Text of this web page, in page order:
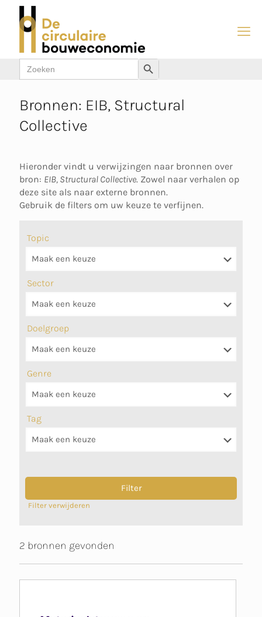
Zoek
naar:
Zoekknop
Bronnen: EIB, Structural
Collective
Hieronder vindt u verwijzingen naar bronnen over
bron: EIB, Structural Collective. Zowel naar verhalen op
deze site als naar externe bronnen.
Gebruik de filters om uw keuze te verfijnen.
Topic
Sector
Doelgroep
Genre
Tag
Filter verwijderen
2 bronnen gevonden